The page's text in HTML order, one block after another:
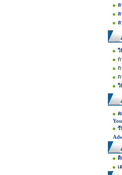
ล
ล
ล
วิ
ก
ก
ก
วิ
ค
รั
ติ
เ